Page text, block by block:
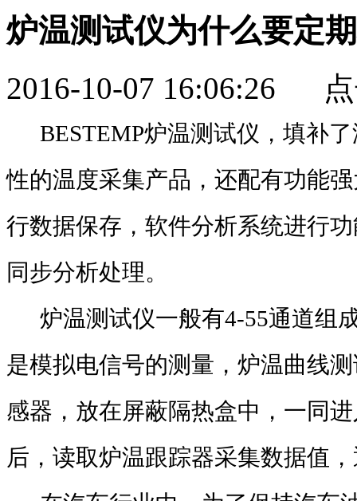
炉温测试仪为什么要定
2016-10-07 16:06:26 点
BESTEMP炉温测试仪，填补了
性的温度采集产品，还配有功能
行数据保存，软件分析系统进行
同步分析处理。
炉温测试仪一般有4-55通道组
是模拟电信号的测量，炉温曲线
感器，放在屏蔽隔热盒中，一同
后，读取炉温跟踪器采集数据值